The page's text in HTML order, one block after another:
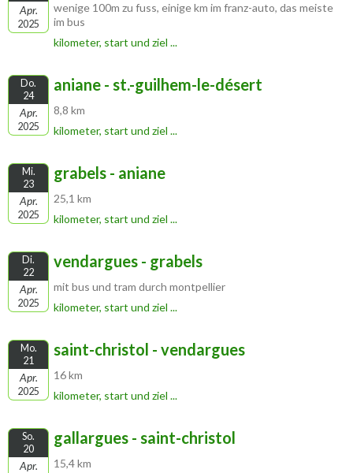
Apr.
2025
wenige 100m zu fuss, einige km im franz-auto, das meiste
im bus
kilometer, start und ziel ...
Do.
24
Apr.
2025
aniane - st.-guilhem-le-désert
8,8 km
kilometer, start und ziel ...
Mi.
23
Apr.
2025
grabels - aniane
25,1 km
kilometer, start und ziel ...
Di.
22
Apr.
2025
vendargues - grabels
mit bus und tram durch montpellier
kilometer, start und ziel ...
Mo.
21
Apr.
2025
saint-christol - vendargues
16 km
kilometer, start und ziel ...
So.
20
Apr.
gallargues - saint-christol
15,4 km